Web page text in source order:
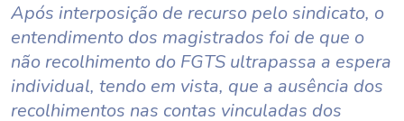
Após interposição de recurso pelo sindicato, o
entendimento dos magistrados foi de que o
não recolhimento do FGTS ultrapassa a espera
individual, tendo em vista, que a ausência dos
recolhimentos nas contas vinculadas dos